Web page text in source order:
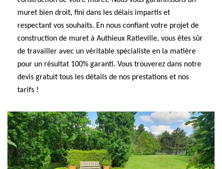
muret bien droit, fini dans les délais impartis et
respectant vos souhaits. En nous confiant votre projet de
construction de muret à Authieux Ratieville, vous êtes sûr
de travailler avec un véritable spécialiste en la matière
pour un résultat 100% garanti. Vous trouverez dans notre
devis gratuit tous les détails de nos prestations et nos
tarifs !